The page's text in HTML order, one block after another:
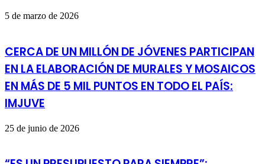
5 de marzo de 2026
CERCA DE UN MILLÓN DE JÓVENES PARTICIPAN
EN LA ELABORACIÓN DE MURALES Y MOSAICOS
EN MÁS DE 5 MIL PUNTOS EN TODO EL PAÍS:
IMJUVE
25 de junio de 2026